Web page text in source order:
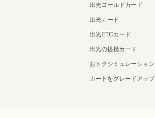
出光ゴールドカード
出光カード
出光ETCカード
出光の提携カード
おトクシミュレーション
カードをグレードアップ